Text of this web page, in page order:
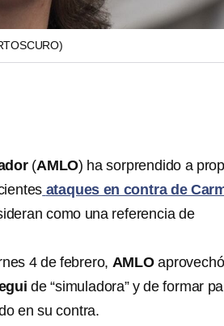
(AMLO) ha sorprendido a
ataques en contra de
como una referencia de
4 de febrero, AMLO
de “simuladora” y de formar
en su contra.